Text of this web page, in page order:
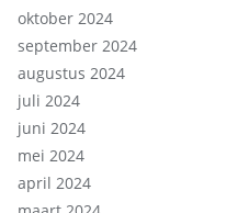
oktober 2024
september 2024
augustus 2024
juli 2024
juni 2024
mei 2024
april 2024